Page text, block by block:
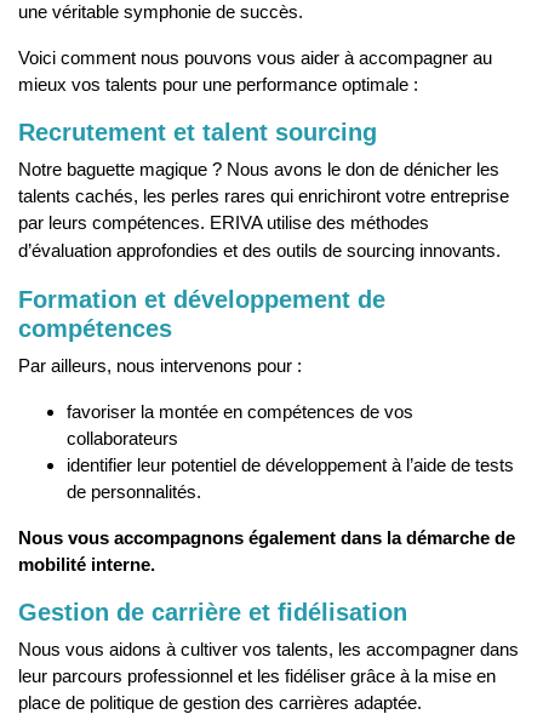
une véritable symphonie de succès.
Voici comment nous pouvons vous aider à accompagner au
mieux vos talents pour une performance optimale :
Recrutement et talent sourcing
Notre baguette magique ? Nous avons le don de dénicher les
talents cachés, les perles rares qui enrichiront votre entreprise
par leurs compétences. ERIVA utilise des méthodes
d’évaluation approfondies et des outils de sourcing innovants.
Formation et développement de
compétences
Par ailleurs, nous intervenons pour :
favoriser la montée en compétences de vos
collaborateurs
identifier leur potentiel de développement à l’aide de tests
de personnalités.
Nous vous accompagnons également dans la démarche de
mobilité interne.
Gestion de carrière et fidélisation
Nous vous aidons à cultiver vos talents, les accompagner dans
leur parcours professionnel et les fidéliser grâce à la mise en
place de politique de gestion des carrières adaptée.